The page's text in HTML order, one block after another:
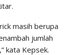
masih berupa
jumlah
kata Kepsek.